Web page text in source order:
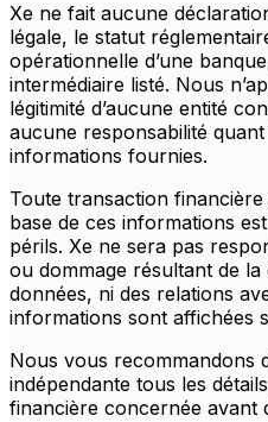
Xe ne fait aucune
légale, le statut
opérationnelle d’une
intermédiaire listé. Nous
légitimité d’aucune entité
aucune responsabilité
informations fournies.
Toute transaction
base de ces informations
périls. Xe ne sera pas
ou dommage résultant de
données, ni des relations
informations sont affichées
Nous vous recommandons
indépendante tous les
financière concernée avant